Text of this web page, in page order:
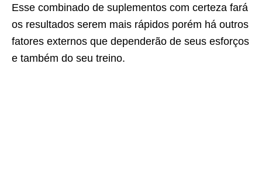
Esse combinado de suplementos com certeza fará
os resultados serem mais rápidos porém há outros
fatores externos que dependerão de seus esforços
e também do seu treino.